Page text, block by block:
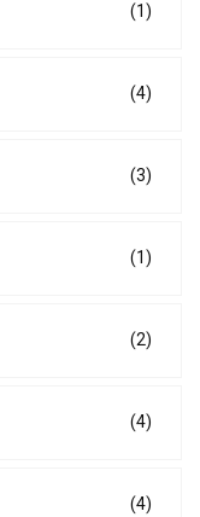
(1)
(4)
(3)
(1)
(2)
(4)
(4)